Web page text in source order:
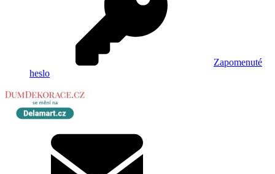
Zapomenuté
heslo